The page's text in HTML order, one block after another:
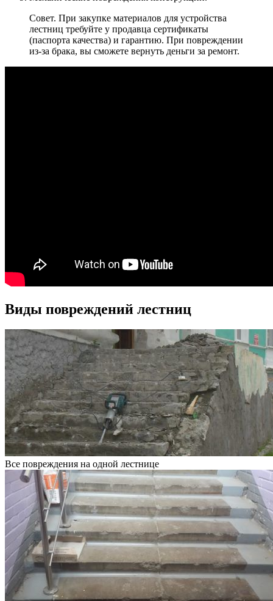
Совет. При закупке материалов для устройства
лестниц требуйте у продавца сертификаты
(паспорта качества) и гарантию. При повреждении
из-за брака, вы сможете вернуть деньги за ремонт.
Виды повреждений лестниц
Все повреждения на одной лестнице